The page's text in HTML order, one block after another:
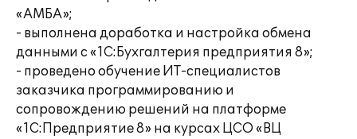
«АМБА»;
- выполнена доработка и настройка обмена
данными с «1С:Бухгалтерия предприятия 8»;
- проведено обучение ИТ-специалистов
заказчика программированию и
сопровождению решений на платформе
«1С:Предприятие 8» на курсах ЦСО «ВЦ